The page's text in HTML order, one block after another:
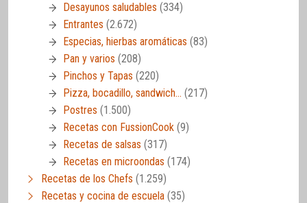
Desayunos saludables (334)
Entrantes (2.672)
Especias, hierbas aromáticas (83)
Pan y varios (208)
Pinchos y Tapas (220)
Pizza, bocadillo, sandwich… (217)
Postres (1.500)
Recetas con FussionCook (9)
Recetas de salsas (317)
Recetas en microondas (174)
Recetas de los Chefs (1.259)
Recetas y cocina de escuela (35)